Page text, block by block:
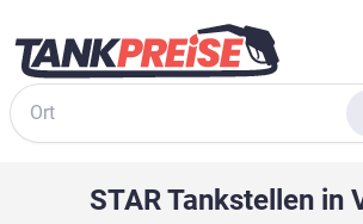
Suche
STAR Tankstellen in